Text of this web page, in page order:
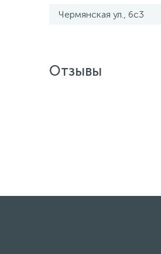
Чермянская ул., 6с3
Отзывы